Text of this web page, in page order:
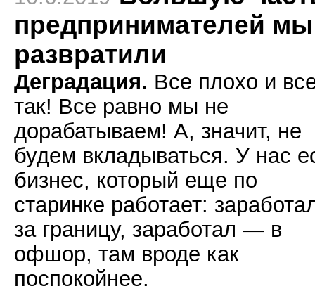
предпринимателей мы
развратили
Деградация. Все плохо и
так! Все равно мы не
дорабатываем! А, значит, не
будем вкладываться. У нас
бизнес, который еще по
старинке работает:
за границу, заработал — в
офшор, там вроде как
поспокойнее.